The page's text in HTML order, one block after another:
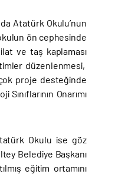
Atatürk Okulu’nun
ön cephesinde
ve taş kaplaması
düzenlenmesi,
proje desteğinde
Onarımı
Okulu ise göz
Belediye Başkanı
eğitim ortamını